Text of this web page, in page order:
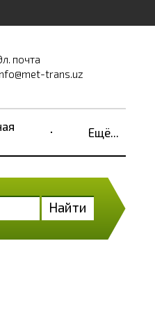
почта
trans.uz
Ещё...
Найти